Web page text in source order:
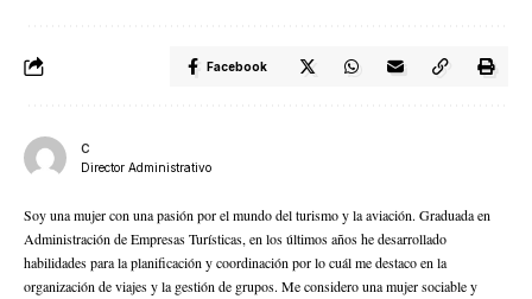
Facebook
C
Director Administrativo
Soy una mujer con una pasión por el mundo del turismo y la aviación. Graduada en
Administración de Empresas Turísticas, en los últimos años he desarrollado
habilidades para la planificación y coordinación por lo cuál me destaco en la
organización de viajes y la gestión de grupos. Me considero una mujer sociable y